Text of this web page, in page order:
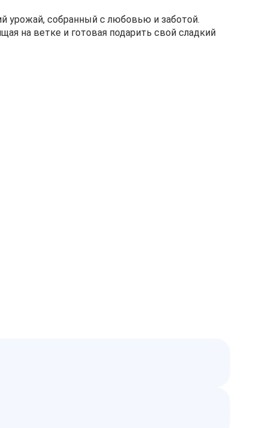
урожай, собранный с любовью и заботой.
на ветке и готовая подарить свой сладкий